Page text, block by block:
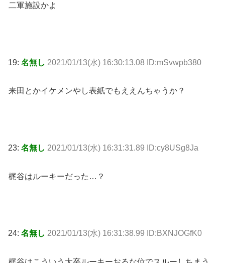
二軍施設かよ
19: 名無し 2021/01/13(水) 16:30:13.08 ID:mSvwpb380
来田とかイケメンやし表紙でもええんちゃうか？
23: 名無し 2021/01/13(水) 16:31:31.89 ID:cy8USg8Ja
梶谷はルーキーだった…？
24: 名無し 2021/01/13(水) 16:31:38.99 ID:BXNJOGfK0